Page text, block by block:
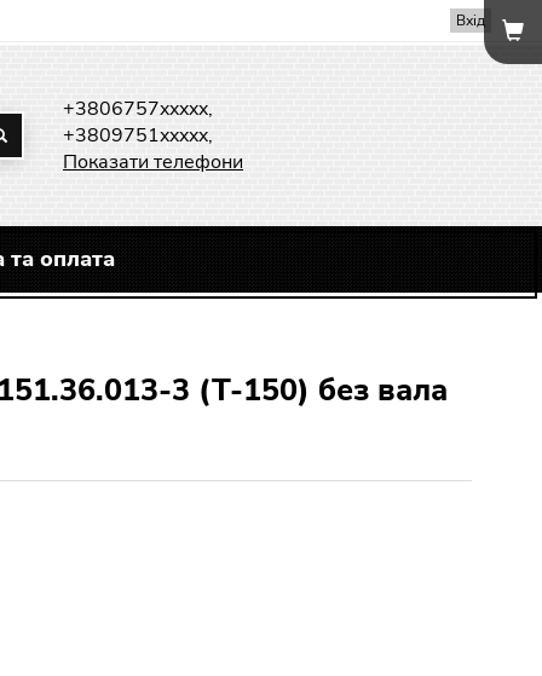
Вхід
+3806757xxxxx,
+3809751xxxxx,
Показати телефони
та оплата
3 (Т-150) без вала